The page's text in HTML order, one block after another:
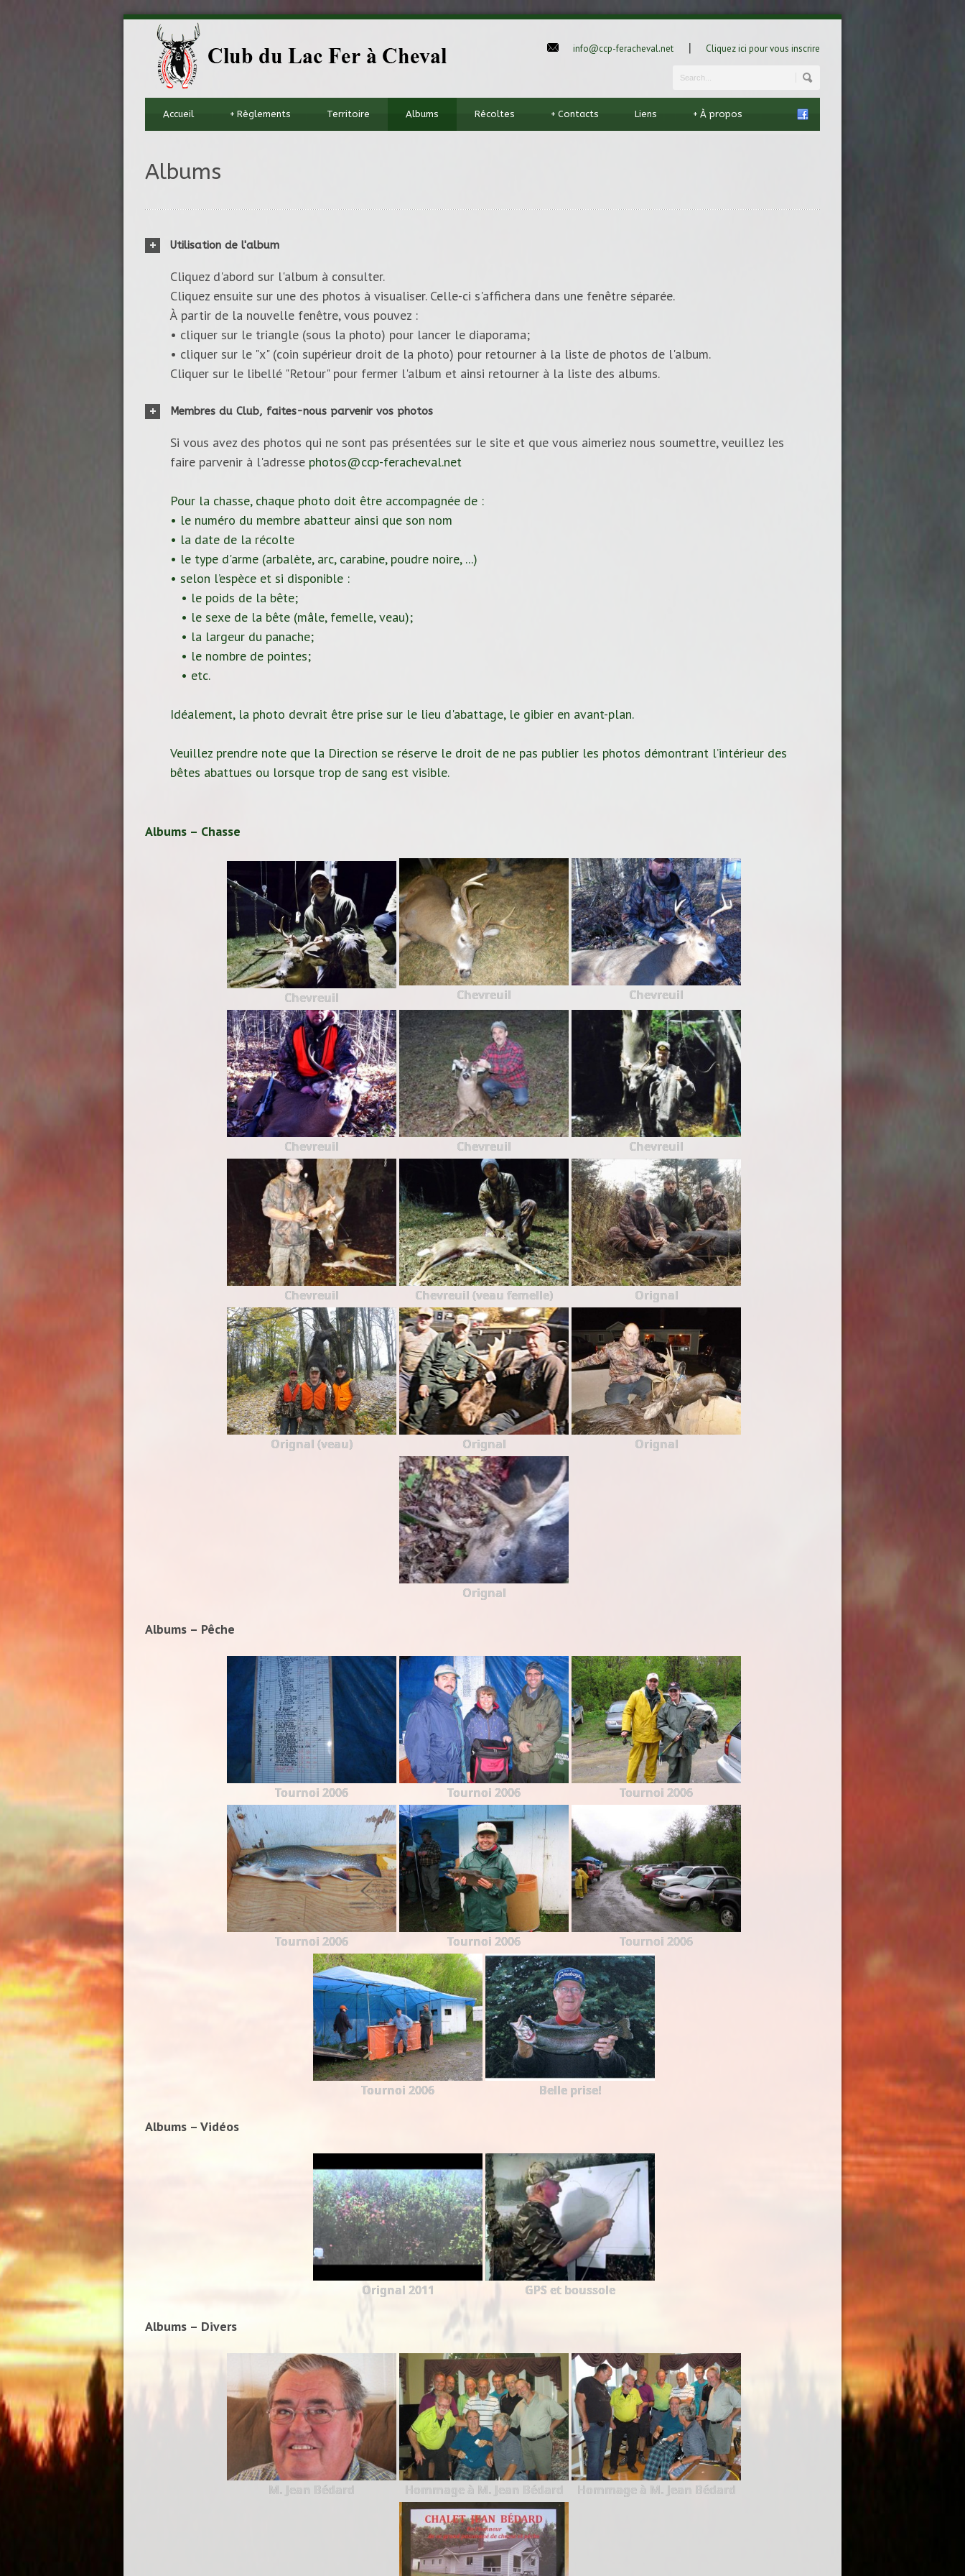
info@ccp-feracheval.net | Cliquez ici pour vous inscrire
Accueil Règlements
+ Territoire Albums Récoltes Contacts
+ Liens À propos
+
Albums
Utilisation de l'album
Cliquez d'abord sur l'album à consulter.
Cliquez ensuite sur une des photos à visualiser. Celle-ci s'affichera dans une fenêtre séparée.
À partir de la nouvelle fenêtre, vous pouvez :
• cliquer sur le triangle (sous la photo) pour lancer le diaporama;
• cliquer sur le "x" (coin supérieur droit de la photo) pour retourner à la liste de photos de l'album.
Cliquer sur le libellé "Retour" pour fermer l'album et ainsi retourner à la liste des albums.
Membres du Club, faites-nous parvenir vos photos
Si vous avez des photos qui ne sont pas présentées sur le site et que vous aimeriez nous soumettre, veuillez les
faire parvenir à l'adresse photos@ccp-feracheval.net
Pour la chasse, chaque photo doit être accompagnée de :
• le numéro du membre abatteur ainsi que son nom
• la date de la récolte
• le type d'arme (arbalète, arc, carabine, poudre noire, ...)
• selon l’espèce et si disponible :
• le poids de la bête;
• le sexe de la bête (mâle, femelle, veau);
• la largeur du panache;
• le nombre de pointes;
• etc.
Idéalement, la photo devrait être prise sur le lieu d'abattage, le gibier en avant-plan.
Veuillez prendre note que la Direction se réserve le droit de ne pas publier les photos démontrant l’intérieur des
bêtes abattues ou lorsque trop de sang est visible.
Albums – Chasse
Chevreuil Chevreuil Chevreuil
Chevreuil Chevreuil Chevreuil
Chevreuil Chevreuil (veau femelle) Orignal
Orignal (veau) Orignal Orignal
Orignal
Albums – Pêche
Tournoi 2006 Tournoi 2006 Tournoi 2006
Tournoi 2006 Tournoi 2006 Tournoi 2006
Tournoi 2006 Belle prise!
Albums – Vidéos
Orignal 2011 GPS et boussole
Albums – Divers
M. Jean Bédard Hommage à M. Jean Bédard Hommage à M. Jean Bédard